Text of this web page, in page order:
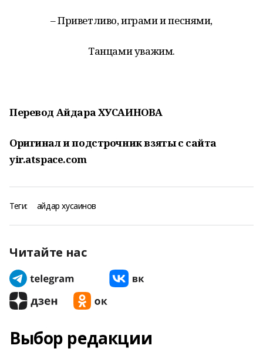
– Приветливо, играми и песнями,
Танцами уважим.
Перевод Айдара ХУСАИНОВА
Оригинал и подстрочник взяты с сайта
yir.atspace.com
Теги: айдар хусаинов
Читайте нас
Выбор редакции